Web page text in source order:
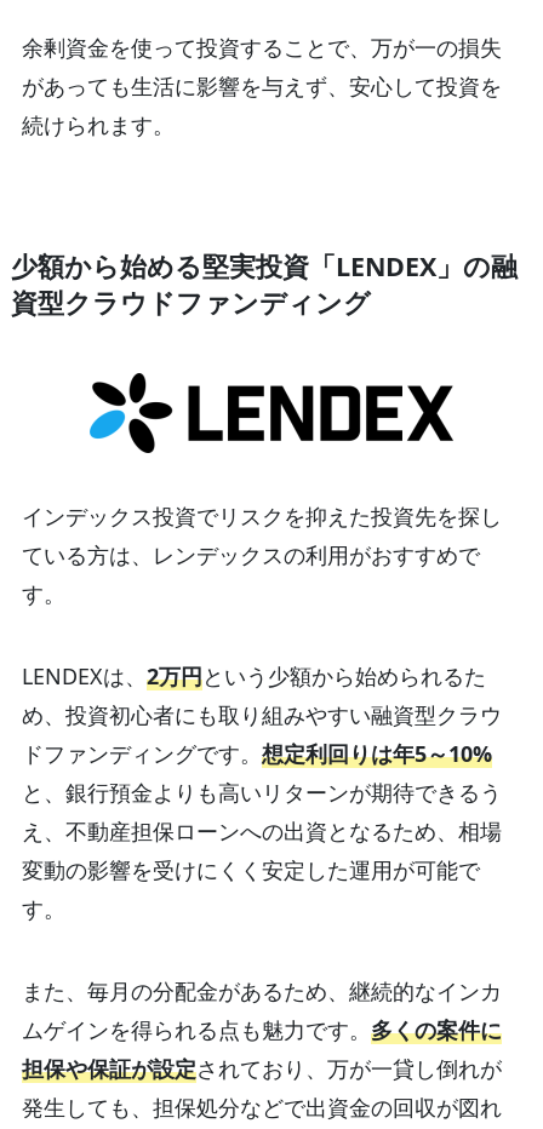
余剰資金を使って投資することで、万が一の損失
があっても生活に影響を与えず、安心して投資を
続けられます。
少額から始める堅実投資「LENDEX」の融
資型クラウドファンディング
インデックス投資でリスクを抑えた投資先を探し
ている方は、レンデックスの利用がおすすめで
す。
LENDEXは、 2万円という少額から始められるた
め、投資初心者にも取り組みやすい融資型クラウ
ドファンディングです。 想定利回りは年5～10%
と、銀行預金よりも高いリターンが期待できるう
え、不動産担保ローンへの出資となるため、相場
変動の影響を受けにくく安定した運用が可能で
す。
また、毎月の分配金があるため、継続的なインカ
ムゲインを得られる点も魅力です。 多くの案件に
担保や保証が設定されており、万が一貸し倒れが
発生しても、担保処分などで出資金の回収が図れ